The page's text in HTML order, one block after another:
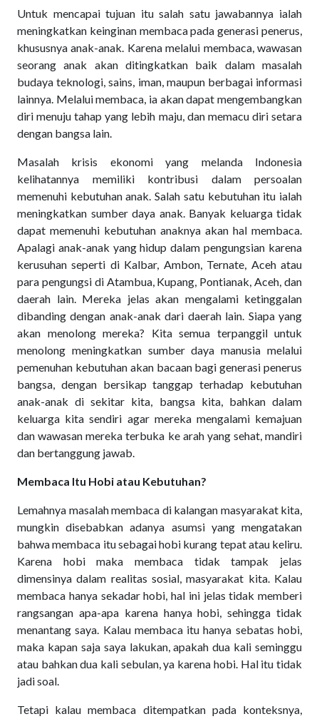
Untuk mencapai tujuan itu salah satu jawabannya ialah
meningkatkan keinginan membaca pada generasi penerus,
khususnya anak-anak. Karena melalui membaca, wawasan
seorang anak akan ditingkatkan baik dalam masalah
budaya teknologi, sains, iman, maupun berbagai informasi
lainnya. Melalui membaca, ia akan dapat mengembangkan
diri menuju tahap yang lebih maju, dan memacu diri setara
dengan bangsa lain.
Masalah krisis ekonomi yang melanda Indonesia
kelihatannya memiliki kontribusi dalam persoalan
memenuhi kebutuhan anak. Salah satu kebutuhan itu ialah
meningkatkan sumber daya anak. Banyak keluarga tidak
dapat memenuhi kebutuhan anaknya akan hal membaca.
Apalagi anak-anak yang hidup dalam pengungsian karena
kerusuhan seperti di Kalbar, Ambon, Ternate, Aceh atau
para pengungsi di Atambua, Kupang, Pontianak, Aceh, dan
daerah lain. Mereka jelas akan mengalami ketinggalan
dibanding dengan anak-anak dari daerah lain. Siapa yang
akan menolong mereka? Kita semua terpanggil untuk
menolong meningkatkan sumber daya manusia melalui
pemenuhan kebutuhan akan bacaan bagi generasi penerus
bangsa, dengan bersikap tanggap terhadap kebutuhan
anak-anak di sekitar kita, bangsa kita, bahkan dalam
keluarga kita sendiri agar mereka mengalami kemajuan
dan wawasan mereka terbuka ke arah yang sehat, mandiri
dan bertanggung jawab.
Membaca Itu Hobi atau Kebutuhan?
Lemahnya masalah membaca di kalangan masyarakat kita,
mungkin disebabkan adanya asumsi yang mengatakan
bahwa membaca itu sebagai hobi kurang tepat atau keliru.
Karena hobi maka membaca tidak tampak jelas
dimensinya dalam realitas sosial, masyarakat kita. Kalau
membaca hanya sekadar hobi, hal ini jelas tidak memberi
rangsangan apa-apa karena hanya hobi, sehingga tidak
menantang saya. Kalau membaca itu hanya sebatas hobi,
maka kapan saja saya lakukan, apakah dua kali seminggu
atau bahkan dua kali sebulan, ya karena hobi. Hal itu tidak
jadi soal.
Tetapi kalau membaca ditempatkan pada konteksnya,